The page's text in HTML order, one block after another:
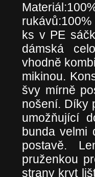
ks v PE
dámská
vhodně
mikinou.
švy mírně
nošení. Díky
umožňující
bunda velmi
postavě.
pruženkou
strany kryt